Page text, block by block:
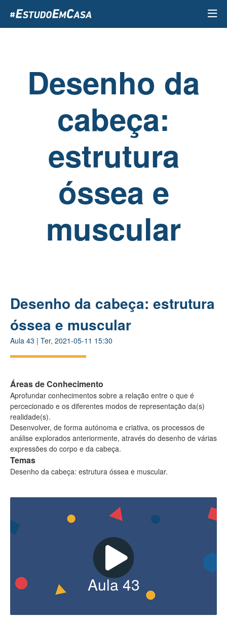
para
o
Desenho da
cabeça:
estrutura
óssea e
muscular
Desenho da cabeça: estrutura
óssea e muscular
Aula 43 | Ter, 2021-05-11 15:30
Áreas de Conhecimento
Aprofundar conhecimentos sobre a relação entre o que é
percecionado e os diferentes modos de representação da(s)
realidade(s).
Desenvolver, de forma autónoma e criativa, os processos de
análise explorados anteriormente, através do desenho de várias
expressões do corpo e da cabeça.
Temas
Desenho da cabeça: estrutura óssea e muscular.
Aula43